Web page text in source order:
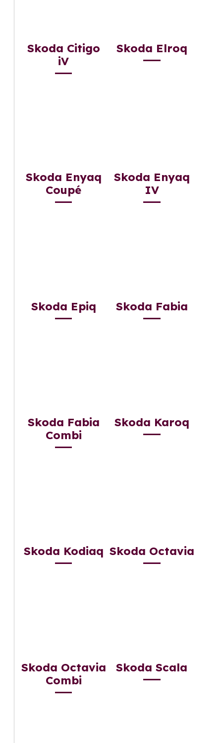
Skoda Citigo
iV
Skoda Elroq
Skoda Enyaq
Coupé
Skoda Enyaq
IV
Skoda Epiq Skoda Fabia
Skoda Fabia
Combi
Skoda Karoq
Skoda Kodiaq Skoda Octavia
Skoda Octavia
Combi
Skoda Scala